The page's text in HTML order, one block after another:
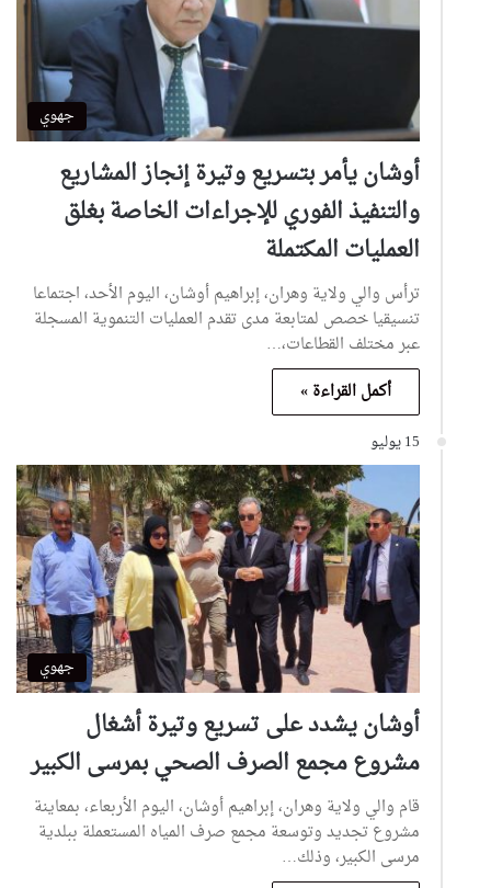
جهوي
أوشان يأمر بتسريع وتيرة إنجاز المشاريع
والتنفيذ الفوري للإجراءات الخاصة بغلق
العمليات المكتملة
ترأس والي ولاية وهران، إبراهيم أوشان، اليوم الأحد، اجتماعا
تنسيقيا خصص لمتابعة مدى تقدم العمليات التنموية المسجلة
عبر مختلف القطاعات،…
أكمل القراءة »
15 يوليو
جهوي
أوشان يشدد على تسريع وتيرة أشغال
مشروع مجمع الصرف الصحي بمرسى الكبير
قام والي ولاية وهران، إبراهيم أوشان، اليوم الأربعاء، بمعاينة
مشروع تجديد وتوسعة مجمع صرف المياه المستعملة ببلدية
مرسى الكبير، وذلك…